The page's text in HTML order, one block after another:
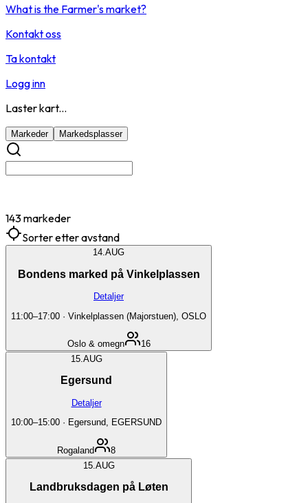
What is the Farmer's market?
Kontakt oss
Ta kontakt
Logg inn
Laster kart...
Markeder Markedsplasser
143 markeder
Sorter etter avstand
14.AUG
Bondens marked på Vinkelplassen
Detaljer
11:00–17:00 · Vinkelplassen (Majorstuen), OSLO
Oslo & omegn
16
15. AUG
Egersund
Detaljer
10:00–15:00 · Egersund, EGERSUND
Rogaland
8
15. AUG
Landbruksdagen på Løten